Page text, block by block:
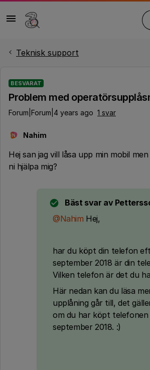
Teknisk support
BESVARAT
Problem med
Forum|Forum|4 years ago 1 svar
N Nahim
Hej san jag vill låsa upp min mobil
ni hjälpa mig?
Bäst svar av
@Nahim Hej,
har du köpt din telefon
september 2018 är din
Vilken telefon är det du
Här nedan kan du läsa
upplåning går till, det
om du har köpt telefonen
september 2018. :)